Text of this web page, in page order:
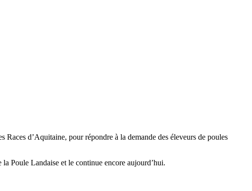
d’Aquitaine, pour répondre à la demande des éleveurs de poules
Poule Landaise et le continue encore aujourd’hui.